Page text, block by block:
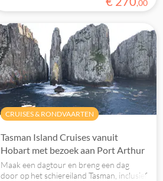
,00
CRUISES & RONDVAARTEN
Tasman Island Cruises vanuit
Hobart met bezoek aan Port Arthur
Maak een dagtour en breng een dag
door op het schiereiland Tasman, inclusief